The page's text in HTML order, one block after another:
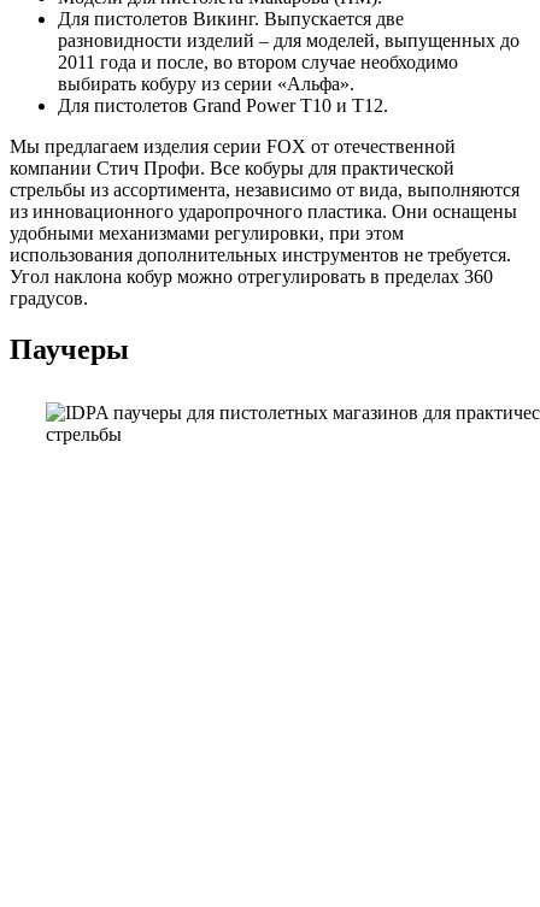
Для пистолетов Викинг. Выпускается две
разновидности изделий – для моделей, выпущенных до
2011 года и после, во втором случае необходимо
выбирать кобуру из серии «Альфа».
Для пистолетов Grand Power T10 и T12.
Мы предлагаем изделия серии FOX от отечественной
компании Стич Профи. Все кобуры для практической
стрельбы из ассортимента, независимо от вида, выполняются
из инновационного ударопрочного пластика. Они оснащены
удобными механизмами регулировки, при этом
использования дополнительных инструментов не требуется.
Угол наклона кобур можно отрегулировать в пределах 360
градусов.
Паучеры